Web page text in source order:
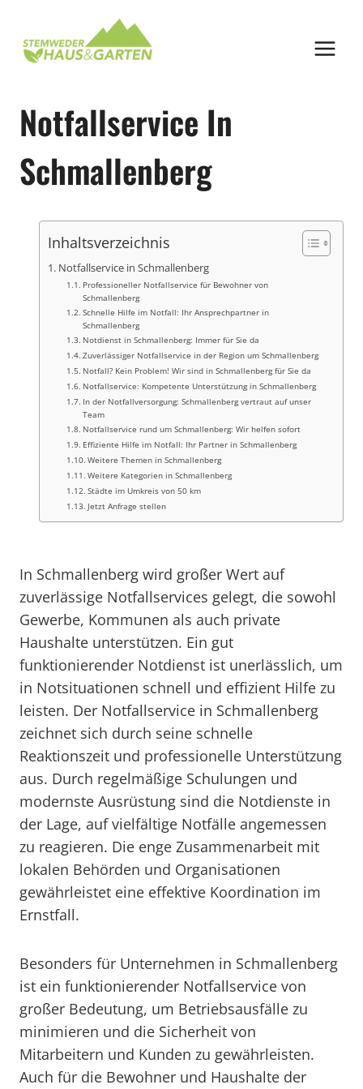
springen
Notfallservice In
Schmallenberg
Inhaltsverzeichnis
Notfallservice in Schmallenberg
Professioneller Notfallservice für Bewohner von
Schmallenberg
Schnelle Hilfe im Notfall: Ihr Ansprechpartner in
Schmallenberg
Notdienst in Schmallenberg: Immer für Sie da
Zuverlässiger Notfallservice in der Region um Schmallenberg
Notfall? Kein Problem! Wir sind in Schmallenberg für Sie da
Notfallservice: Kompetente Unterstützung in Schmallenberg
In der Notfallversorgung: Schmallenberg vertraut auf unser
Team
Notfallservice rund um Schmallenberg: Wir helfen sofort
Effiziente Hilfe im Notfall: Ihr Partner in Schmallenberg
Weitere Themen in Schmallenberg
Weitere Kategorien in Schmallenberg
Städte im Umkreis von 50 km
Jetzt Anfrage stellen
In Schmallenberg wird großer Wert auf
zuverlässige Notfallservices gelegt, die sowohl
Gewerbe, Kommunen als auch private
Haushalte unterstützen. Ein gut
funktionierender Notdienst ist unerlässlich, um
in Notsituationen schnell und effizient Hilfe zu
leisten. Der Notfallservice in Schmallenberg
zeichnet sich durch seine schnelle
Reaktionszeit und professionelle Unterstützung
aus. Durch regelmäßige Schulungen und
modernste Ausrüstung sind die Notdienste in
der Lage, auf vielfältige Notfälle angemessen
zu reagieren. Die enge Zusammenarbeit mit
lokalen Behörden und Organisationen
gewährleistet eine effektive Koordination im
Ernstfall.
Besonders für Unternehmen in Schmallenberg
ist ein funktionierender Notfallservice von
großer Bedeutung, um Betriebsausfälle zu
minimieren und die Sicherheit von
Mitarbeitern und Kunden zu gewährleisten.
Auch für die Bewohner und Haushalte der